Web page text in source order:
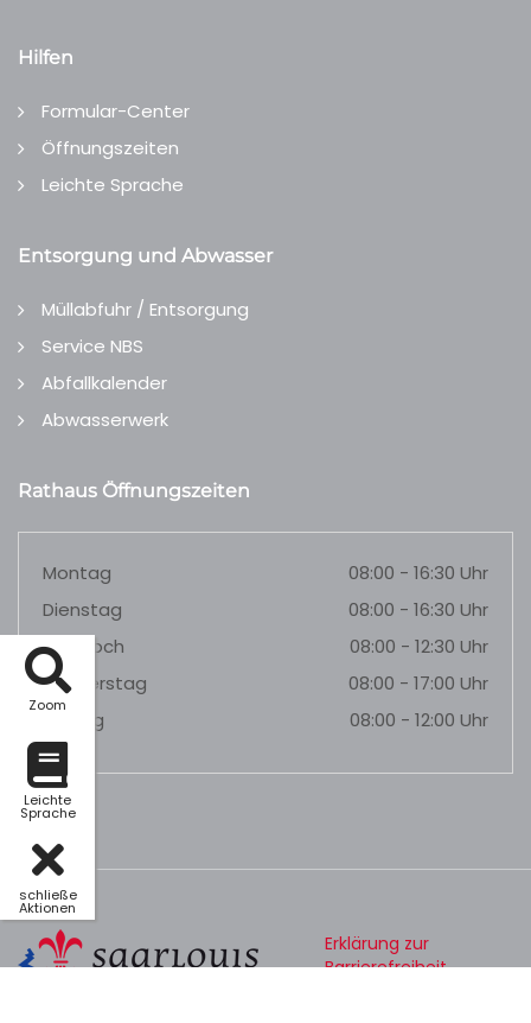
Zoom
Leichte
Sprache
schließe
Aktionen
Hilfen
Formular-Center
Öffnungszeiten
Leichte Sprache
Entsorgung und Abwasser
Müllabfuhr / Entsorgung
Service NBS
Abfallkalender
Abwasserwerk
Rathaus Öffnungszeiten
Montag
08:00 - 16:30 Uhr
Dienstag
08:00 - 16:30 Uhr
Mittwoch
08:00 - 12:30 Uhr
Donnerstag
08:00 - 17:00 Uhr
Freitag
08:00 - 12:00 Uhr
Erklärung zur
Barrierefreiheit